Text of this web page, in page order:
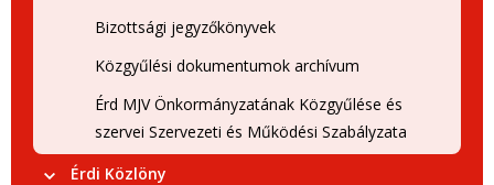
Bizottsági jegyzőkönyvek
Közgyűlési dokumentumok archívum
Érd MJV Önkormányzatának Közgyűlése és
szervei Szervezeti és Működési Szabályzata
Érdi Közlöny